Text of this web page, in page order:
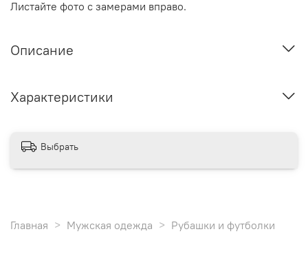
Листайте фото с замерами вправо.
Описание
Характеристики
Выбрать
Главная Мужская одежда Рубашки и футболки